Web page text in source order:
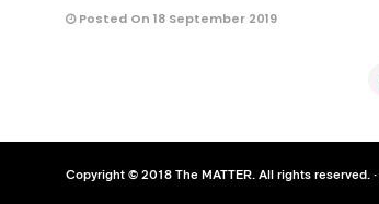
Posted On 18 September 2019
Copyright © 2018 The MATTER. All rights reserved. ·